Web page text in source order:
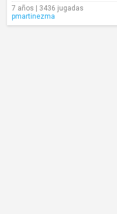
7 años | 3436 jugadas
pmartinezma